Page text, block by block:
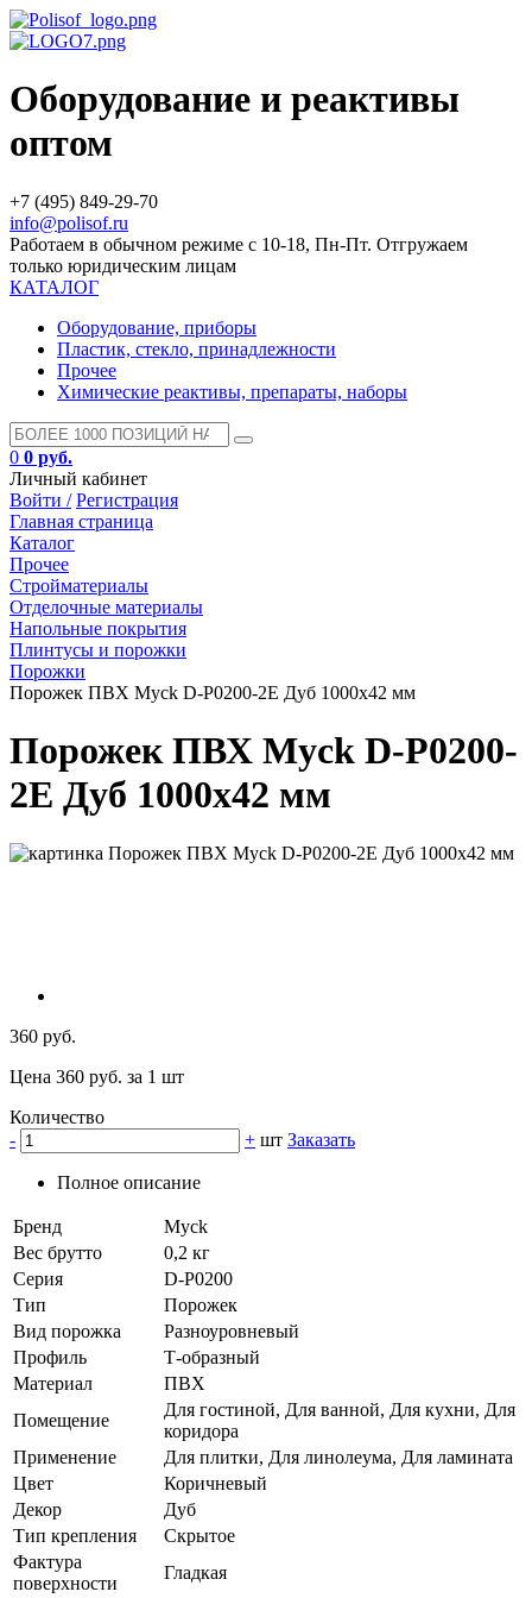
Оборудование и реактивы
оптом
+7 (495) 849-29-70
info@polisof.ru
Работаем в обычном режиме с 10-18, Пн-Пт. Отгружаем
только юридическим лицам
КАТАЛОГ
Оборудование, приборы
Пластик, стекло, принадлежности
Прочее
Химические реактивы, препараты, наборы
0 0 руб.
Личный кабинет
Войти / Регистрация
Главная страница
Каталог
Прочее
Стройматериалы
Отделочные материалы
Напольные покрытия
Плинтусы и порожки
Порожки
Порожек ПВХ Myck D-P0200-2Е Дуб 1000х42 мм
Порожек ПВХ Myck D-P0200-
2Е Дуб 1000х42 мм
360 руб.
Цена 360 руб. за 1 шт
Количество
-
+ шт Заказать
Полное описание
Бренд
Myck
Вес брутто
0,2 кг
Серия
D-P0200
Тип
Порожек
Вид порожка
Разноуровневый
Профиль
Т-образный
Материал
ПВХ
Помещение
Для гостиной, Для ванной, Для кухни, Для
коридора
Применение
Для плитки, Для линолеума, Для ламината
Цвет
Коричневый
Декор
Дуб
Тип крепления
Скрытое
Фактура
поверхности
Гладкая